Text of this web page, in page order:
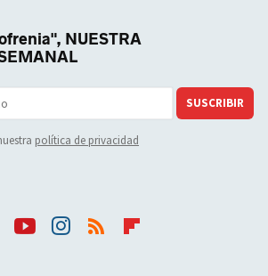
NUESTRA
SUSCRIBIR
política de privacidad